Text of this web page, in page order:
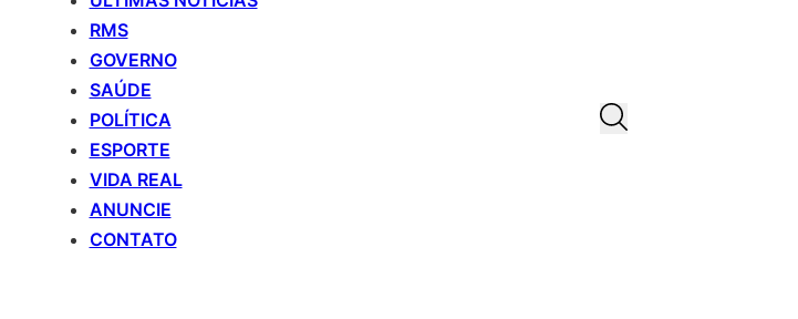
RMS
GOVERNO
SAÚDE
POLÍTICA
ESPORTE
VIDA REAL
ANUNCIE
CONTATO